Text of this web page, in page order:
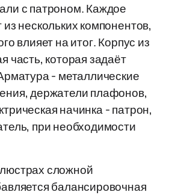
с патроном. Каждое
нескольких компонентов,
влияет на итог. Корпус из
часть, которая задаёт
- металлические
держатели плафонов,
начинка - патрон,
при необходимости
сложной
балансировочная